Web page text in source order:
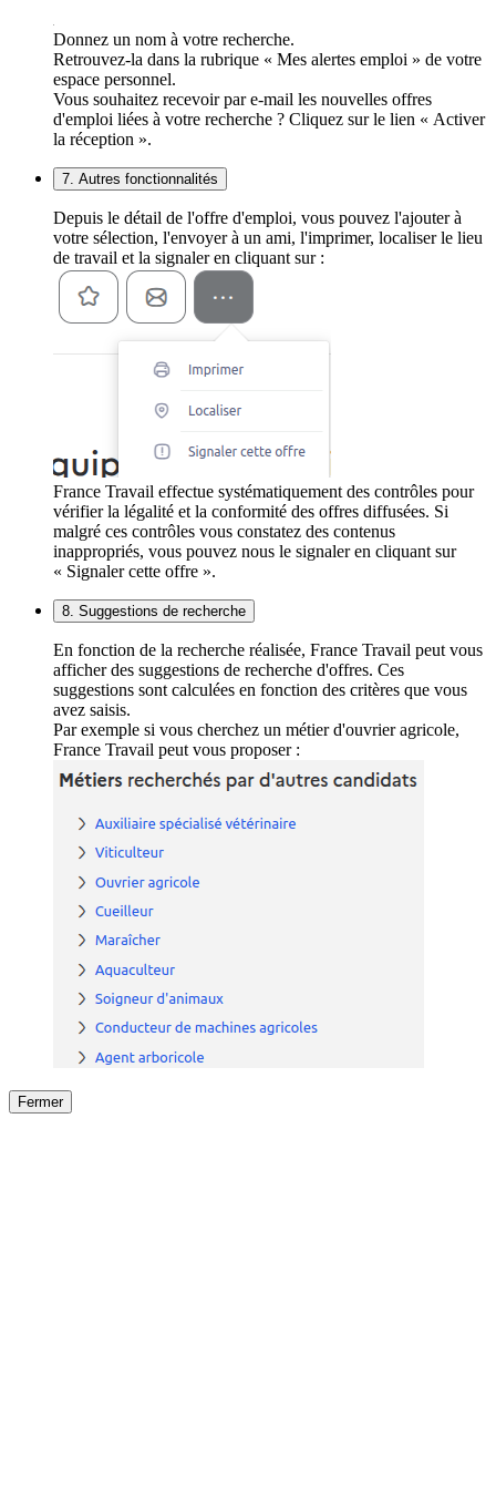
Donnez un nom à votre recherche.
Retrouvez-la dans la rubrique « Mes alertes emploi » de votre
espace personnel.
Vous souhaitez recevoir par e-mail les nouvelles offres
d'emploi liées à votre recherche ? Cliquez sur le lien « Activer
la réception ».
7. Autres fonctionnalités
Depuis le détail de l'offre d'emploi, vous pouvez l'ajouter à
votre sélection, l'envoyer à un ami, l'imprimer, localiser le lieu
de travail et la signaler en cliquant sur :
France Travail effectue systématiquement des contrôles pour
vérifier la légalité et la conformité des offres diffusées. Si
malgré ces contrôles vous constatez des contenus
inappropriés, vous pouvez nous le signaler en cliquant sur
« Signaler cette offre ».
8. Suggestions de recherche
En fonction de la recherche réalisée, France Travail peut vous
afficher des suggestions de recherche d'offres. Ces
suggestions sont calculées en fonction des critères que vous
avez saisis.
Par exemple si vous cherchez un métier d'ouvrier agricole,
France Travail peut vous proposer :
Fermer